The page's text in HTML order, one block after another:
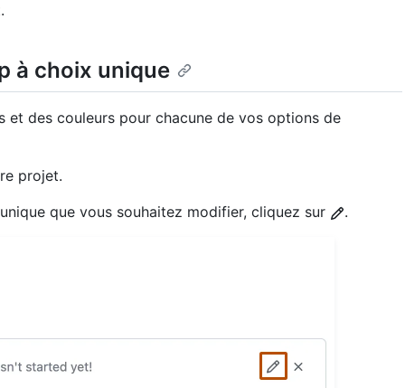
à choix unique
et des couleurs pour chacune de vos options de
projet.
que vous souhaitez modifier, cliquez sur
.